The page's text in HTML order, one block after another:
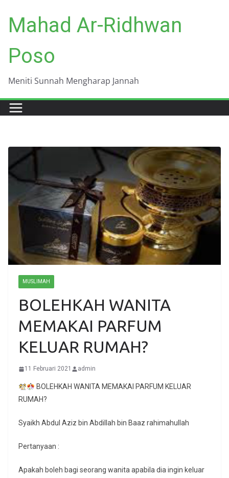
content
Mahad Ar-Ridhwan
Poso
Meniti Sunnah Mengharap Jannah
MUSLIMAH
BOLEHKAH WANITA
MEMAKAI PARFUM
KELUAR RUMAH?
11 Februari 2021 admin
BOLEHKAH WANITA MEMAKAI PARFUM KELUAR
RUMAH?
Syaikh Abdul Aziz bin Abdillah bin Baaz rahimahullah
Pertanyaan :
Apakah boleh bagi seorang wanita apabila dia ingin keluar